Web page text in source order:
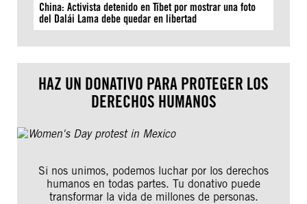
China: Activista detenido en Tíbet por mostrar una foto
del Dalái Lama debe quedar en libertad
HAZ UN DONATIVO PARA PROTEGER LOS
DERECHOS HUMANOS
Si nos unimos, podemos luchar por los derechos
humanos en todas partes. Tu donativo puede
transformar la vida de millones de personas.